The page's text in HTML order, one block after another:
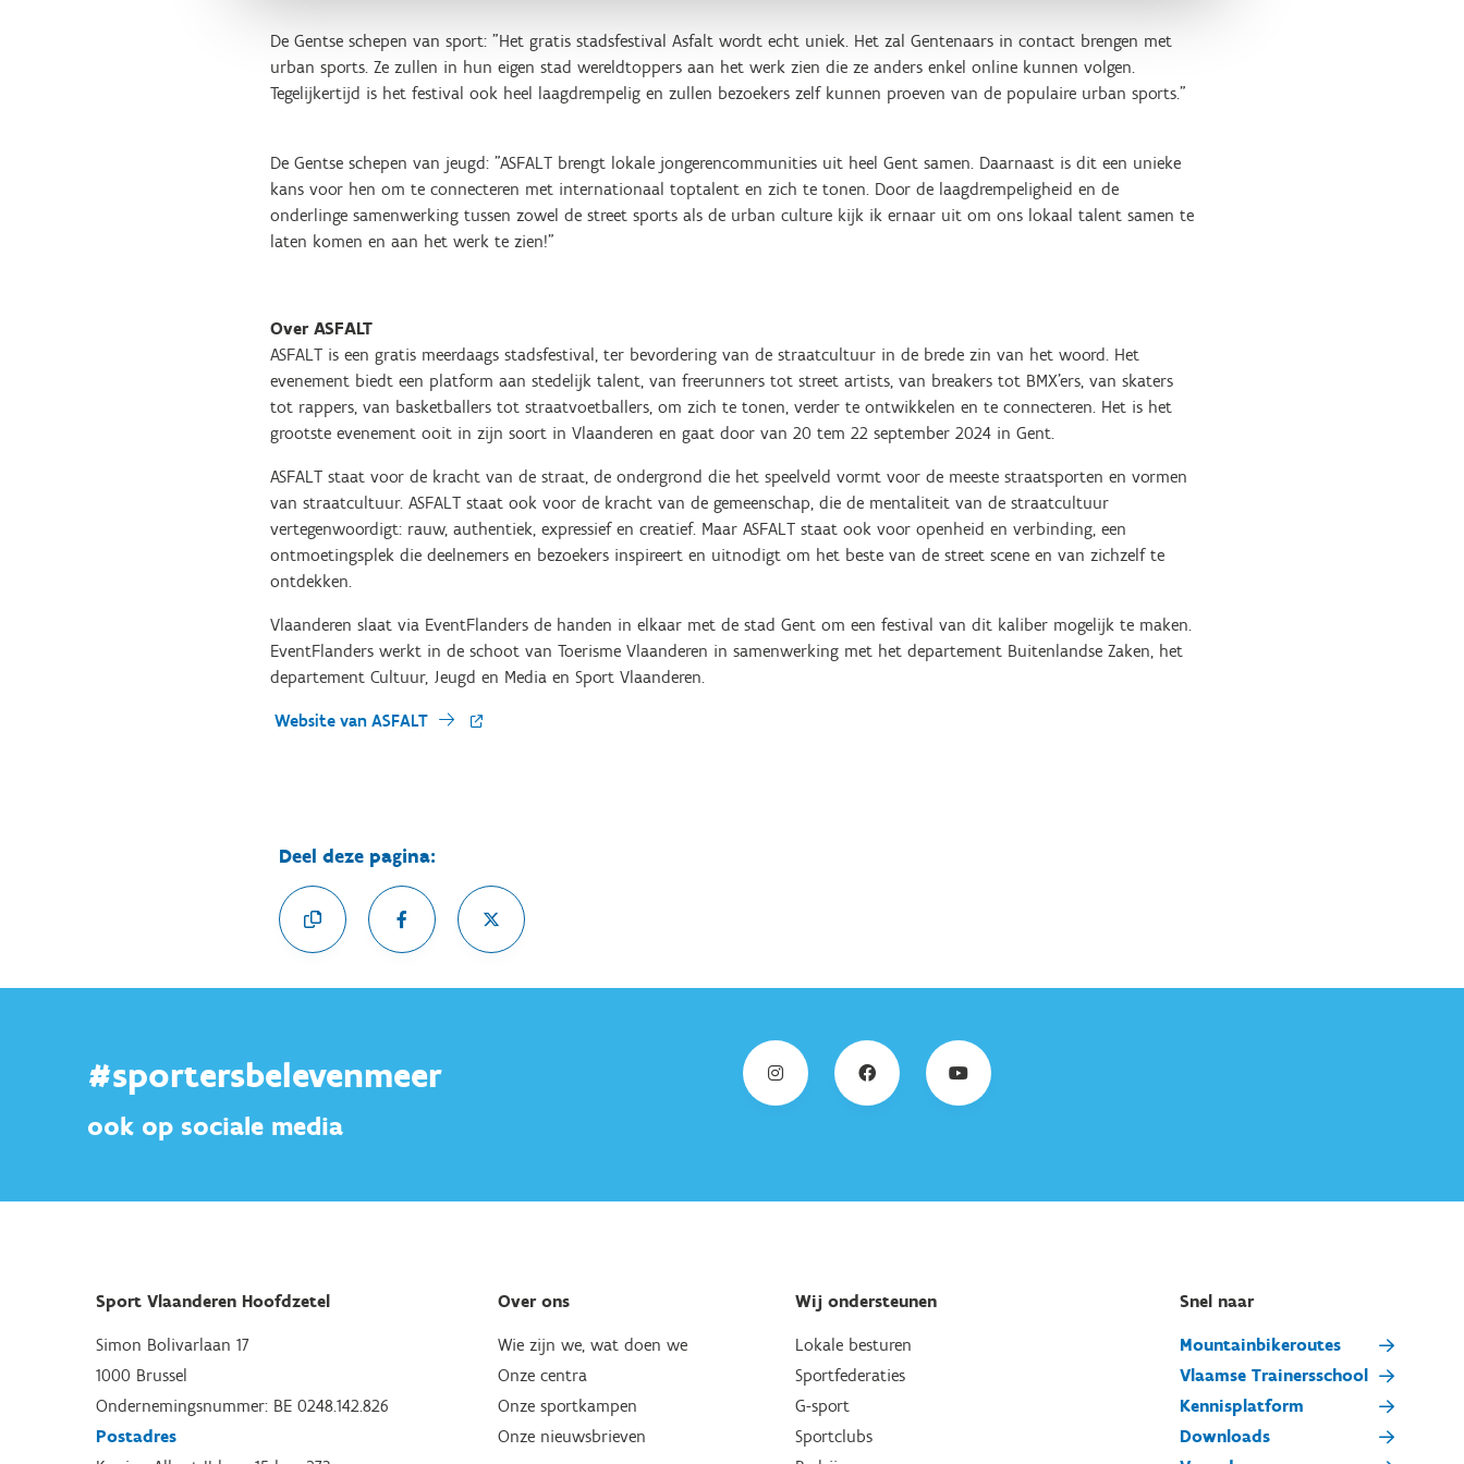
De Gentse schepen van sport: "Het gratis stadsfestival Asfalt wordt echt uniek. Het zal Gentenaars in contact brengen met
urban sports. Ze zullen in hun eigen stad wereldtoppers aan het werk zien die ze anders enkel online kunnen volgen.
Tegelijkertijd is het festival ook heel laagdrempelig en zullen bezoekers zelf kunnen proeven van de populaire urban sports."
De Gentse schepen van jeugd: "ASFALT brengt lokale jongerencommunities uit heel Gent samen. Daarnaast is dit een unieke
kans voor hen om te connecteren met internationaal toptalent en zich te tonen. Door de laagdrempeligheid en de
onderlinge samenwerking tussen zowel de street sports als de urban culture kijk ik ernaar uit om ons lokaal talent samen te
laten komen en aan het werk te zien!"
Over ASFALT
ASFALT is een gratis meerdaags stadsfestival, ter bevordering van de straatcultuur in de brede zin van het woord. Het
evenement biedt een platform aan stedelijk talent, van freerunners tot street artists, van breakers tot BMX’ers, van skaters
tot rappers, van basketballers tot straatvoetballers, om zich te tonen, verder te ontwikkelen en te connecteren. Het is het
grootste evenement ooit in zijn soort in Vlaanderen en gaat door van 20 tem 22 september 2024 in Gent.
ASFALT staat voor de kracht van de straat, de ondergrond die het speelveld vormt voor de meeste straatsporten en vormen
van straatcultuur. ASFALT staat ook voor de kracht van de gemeenschap, die de mentaliteit van de straatcultuur
vertegenwoordigt: rauw, authentiek, expressief en creatief. Maar ASFALT staat ook voor openheid en verbinding, een
ontmoetingsplek die deelnemers en bezoekers inspireert en uitnodigt om het beste van de street scene en van zichzelf te
ontdekken.
Vlaanderen slaat via EventFlanders de handen in elkaar met de stad Gent om een festival van dit kaliber mogelijk te maken.
EventFlanders werkt in de schoot van Toerisme Vlaanderen in samenwerking met het departement Buitenlandse Zaken, het
departement Cultuur, Jeugd en Media en Sport Vlaanderen.
Website van ASFALT
Deel deze pagina:
#sportersbelevenmeer
ook op sociale media
Sport Vlaanderen Hoofdzetel
Simon Bolivarlaan 17
1000 Brussel
Ondernemingsnummer: BE 0248.142.826
Postadres
Over ons
Wie zijn we, wat doen we
Onze centra
Onze sportkampen
Onze nieuwsbrieven
Wij ondersteunen
Lokale besturen
Sportfederaties
G-sport
Sportclubs
Snel naar
Mountainbikeroutes
Vlaamse Trainersschool
Kennisplatform
Downloads